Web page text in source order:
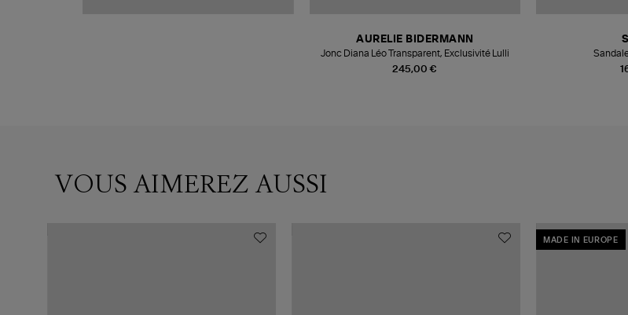
245,00 €
AURELIE BIDERMANN
Jonc Diana Léo Transparent, Exclusivité Lulli
VOUS AIMEREZ AUSSI
MADE IN EUROPE